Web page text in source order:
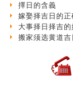
擇日的含義
嫁娶择吉日的
大事择日择吉的
搬家须选黄道吉